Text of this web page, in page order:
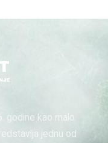
godine kao malo
jednu od